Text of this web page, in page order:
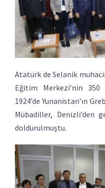
Atatürk de Selanik
Eğitim Merkezi’nin 350
1924’de Yunanistan’ın
Mübadiller, Denizli’den
doldurulmuştu.